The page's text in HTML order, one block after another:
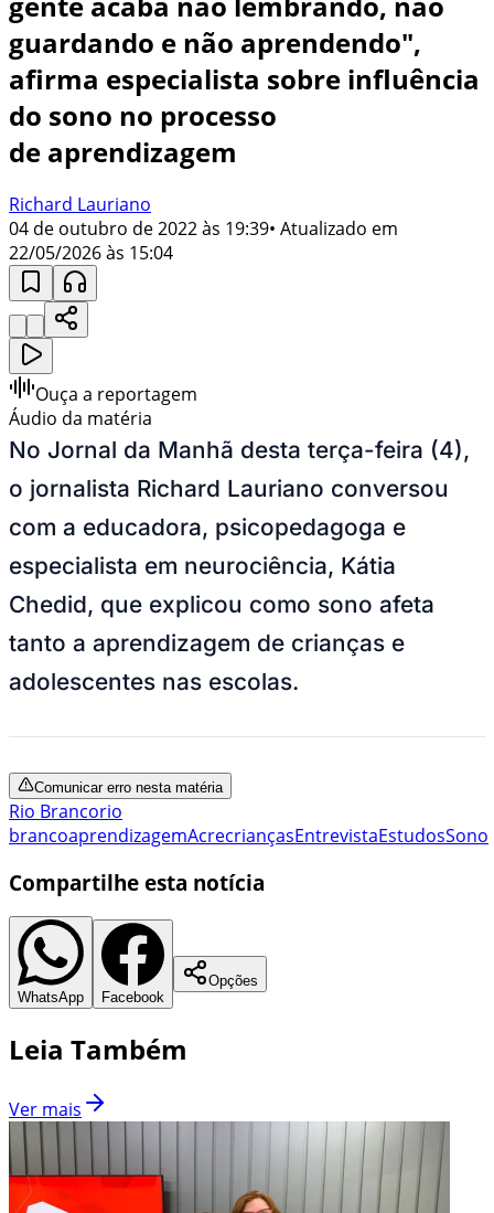
guardando e não aprendendo",
afirma especialista sobre influência
do sono no processo
de aprendizagem
Richard Lauriano
04 de outubro de 2022 às 19:39• Atualizado em
22/05/2026 às 15:04
Ouça a reportagem
Áudio da matéria
No Jornal da Manhã desta terça-feira (4),
o jornalista Richard Lauriano conversou
com a educadora, psicopedagoga e
especialista em neurociência, Kátia
Chedid, que explicou como sono afeta
tanto a aprendizagem de crianças e
adolescentes nas escolas.
Comunicar erro nesta matéria
Rio Brancorio
brancoaprendizagemAcrecriançasEntrevistaEstudosSono
Compartilhe esta notícia
WhatsApp Facebook
Opções
Leia Também
Ver mais